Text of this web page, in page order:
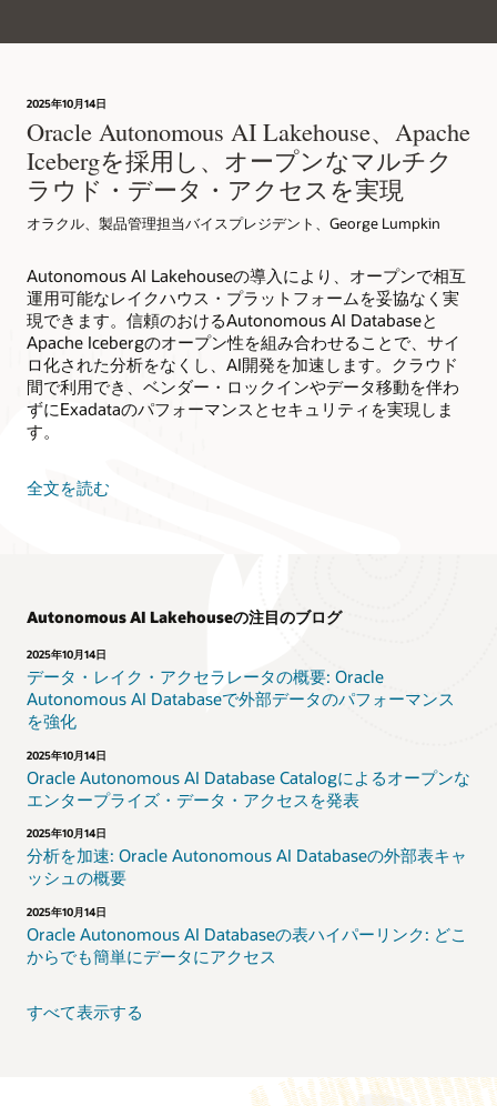
2025年10月14日
Oracle Autonomous AI Lakehouse、Apache
Icebergを採用し、オープンなマルチク
ラウド・データ・アクセスを実現
オラクル、製品管理担当バイスプレジデント、George Lumpkin
Autonomous AI Lakehouseの導入により、オープンで相互
運用可能なレイクハウス・プラットフォームを妥協なく実
現できます。信頼のおけるAutonomous AI Databaseと
Apache Icebergのオープン性を組み合わせることで、サイ
ロ化された分析をなくし、AI開発を加速します。クラウド
間で利用でき、ベンダー・ロックインやデータ移動を伴わ
ずにExadataのパフォーマンスとセキュリティを実現しま
す。
全文を読む
Autonomous AI Lakehouseの注目のブログ
2025年10月14日
データ・レイク・アクセラレータの概要: Oracle
Autonomous AI Databaseで外部データのパフォーマンス
を強化
2025年10月14日
Oracle Autonomous AI Database Catalogによるオープンな
エンタープライズ・データ・アクセスを発表
2025年10月14日
分析を加速: Oracle Autonomous AI Databaseの外部表キャ
ッシュの概要
2025年10月14日
Oracle Autonomous AI Databaseの表ハイパーリンク: どこ
からでも簡単にデータにアクセス
すべて表示する